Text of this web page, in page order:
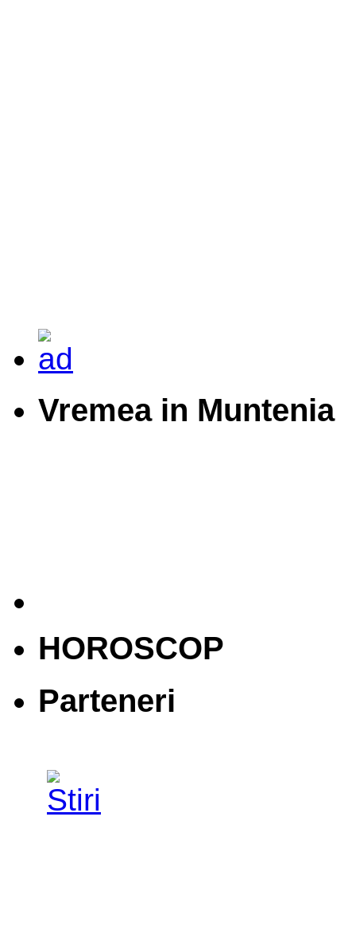
Vremea in Muntenia
HOROSCOP
Parteneri